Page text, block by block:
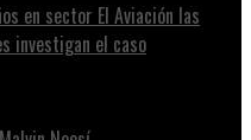
en sector El Aviación las
investigan el caso